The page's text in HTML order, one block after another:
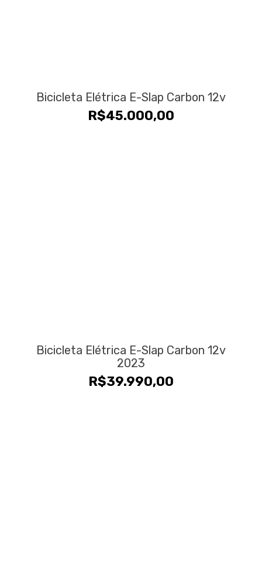
Bicicleta Elétrica E-Slap Carbon 12v
R$45.000,00
Bicicleta Elétrica E-Slap Carbon 12v
2023
R$39.990,00